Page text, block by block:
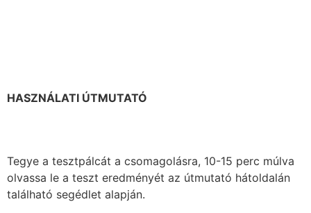
HASZNÁLATI ÚTMUTATÓ
Tegye a tesztpálcát a csomagolásra, 10-15 perc múlva
olvassa le a teszt eredményét az útmutató hátoldalán
található segédlet alapján.